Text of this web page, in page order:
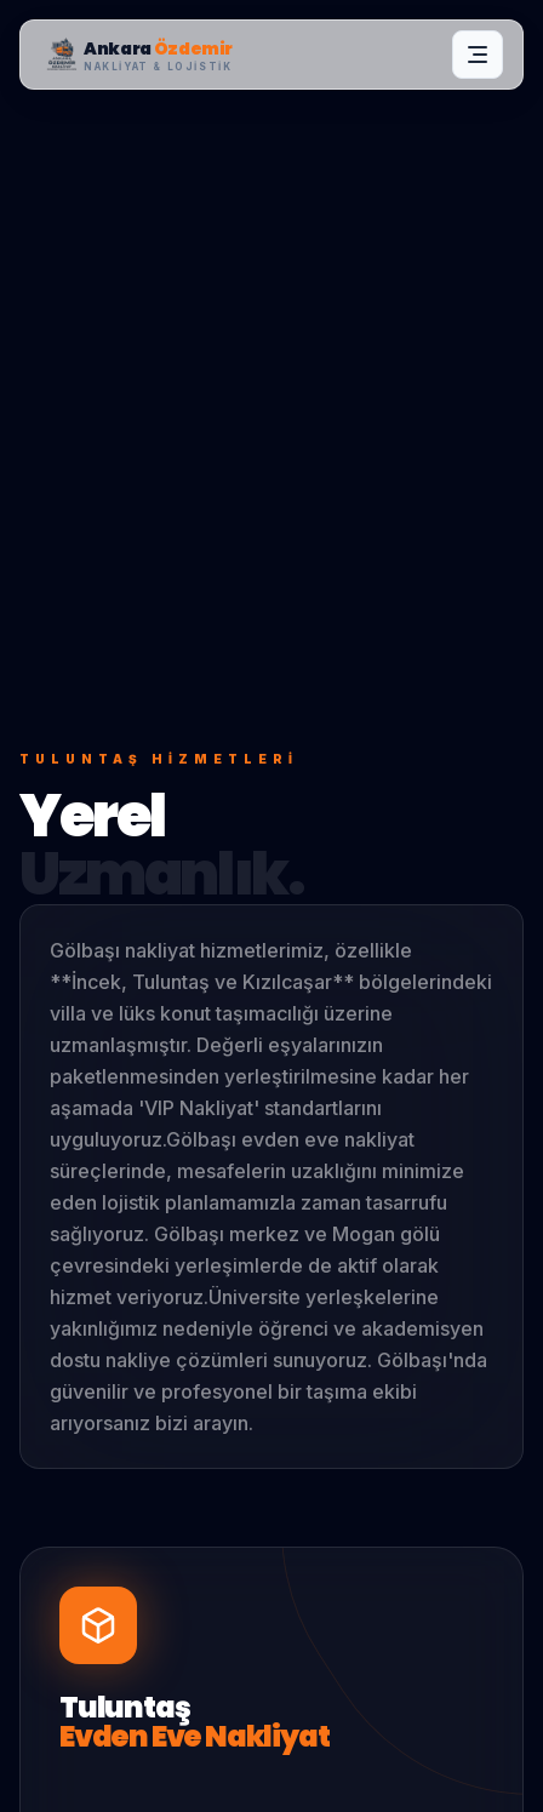
AnkaraÖzdemir
NAKLIYAT & LOJISTIK
TULUNTAŞ HIZMETLERI
Yerel
Uzmanlık.
Gölbaşı nakliyat hizmetlerimiz, özellikle
**İncek, Tuluntaş ve Kızılcaşar** bölgelerindeki
villa ve lüks konut taşımacılığı üzerine
uzmanlaşmıştır. Değerli eşyalarınızın
paketlenmesinden yerleştirilmesine kadar her
aşamada 'VIP Nakliyat' standartlarını
uyguluyoruz.Gölbaşı evden eve nakliyat
süreçlerinde, mesafelerin uzaklığını minimize
eden lojistik planlamamızla zaman tasarrufu
sağlıyoruz. Gölbaşı merkez ve Mogan gölü
çevresindeki yerleşimlerde de aktif olarak
hizmet veriyoruz.Üniversite yerleşkelerine
yakınlığımız nedeniyle öğrenci ve akademisyen
dostu nakliye çözümleri sunuyoruz. Gölbaşı'nda
güvenilir ve profesyonel bir taşıma ekibi
arıyorsanız bizi arayın.
Tuluntaş
Evden Eve Nakliyat